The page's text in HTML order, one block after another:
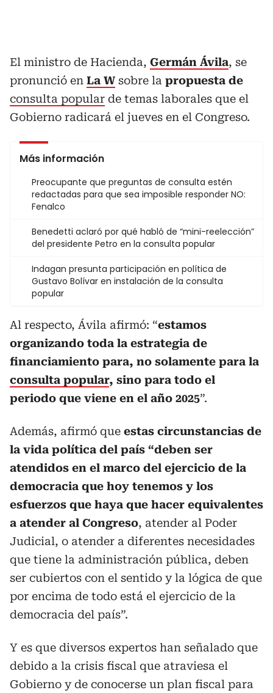
El ministro de Hacienda, Germán Ávila, se
pronunció en La W sobre la propuesta de
consulta popular de temas laborales que el
Gobierno radicará el jueves en el Congreso.
Más información
Preocupante que preguntas de consulta estén
redactadas para que sea imposible responder NO:
Fenalco
Benedetti aclaró por qué habló de “mini-reelección”
del presidente Petro en la consulta popular
Indagan presunta participación en política de
Gustavo Bolívar en instalación de la consulta
popular
Al respecto, Ávila afirmó: “estamos
organizando toda la estrategia de
financiamiento para, no solamente para la
consulta popular, sino para todo el
periodo que viene en el año 2025”.
Además, afirmó que estas circunstancias de
la vida política del país “deben ser
atendidos en el marco del ejercicio de la
democracia que hoy tenemos y los
esfuerzos que haya que hacer equivalentes
a atender al Congreso, atender al Poder
Judicial, o atender a diferentes necesidades
que tiene la administración pública, deben
ser cubiertos con el sentido y la lógica de que
por encima de todo está el ejercicio de la
democracia del país”.
Y es que diversos expertos han señalado que
debido a la crisis fiscal que atraviesa el
Gobierno y de conocerse un plan fiscal para